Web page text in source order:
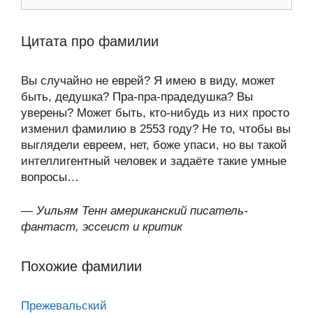
Цитата про фамилии
Вы случайно не еврей? Я имею в виду, может
быть, дедушка? Пра-пра-прадедушка? Вы
уверены? Может быть, кто-нибудь из них просто
изменил фамилию в 2553 году? Не то, чтобы вы
выглядели евреем, нет, боже упаси, но вы такой
интеллигентный человек и задаёте такие умные
вопросы…
— Уильям Тенн американский писатель-
фантаст, эссеист и критик
Похожие фамилии
Прежевальский